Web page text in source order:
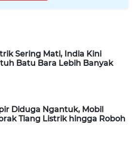
Sering Mati, India Kini
Batu Bara Lebih Banyak
Diduga Ngantuk, Mobil
Tiang Listrik hingga Roboh